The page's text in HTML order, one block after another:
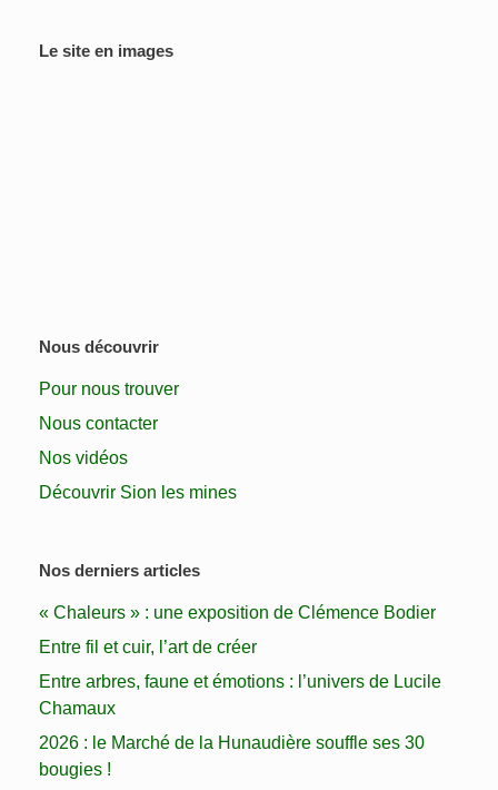
Le site en images
Nous découvrir
Pour nous trouver
Nous contacter
Nos vidéos
Découvrir Sion les mines
Nos derniers articles
« Chaleurs » : une exposition de Clémence Bodier
Entre fil et cuir, l’art de créer
Entre arbres, faune et émotions : l’univers de Lucile
Chamaux
2026 : le Marché de la Hunaudière souffle ses 30
bougies !